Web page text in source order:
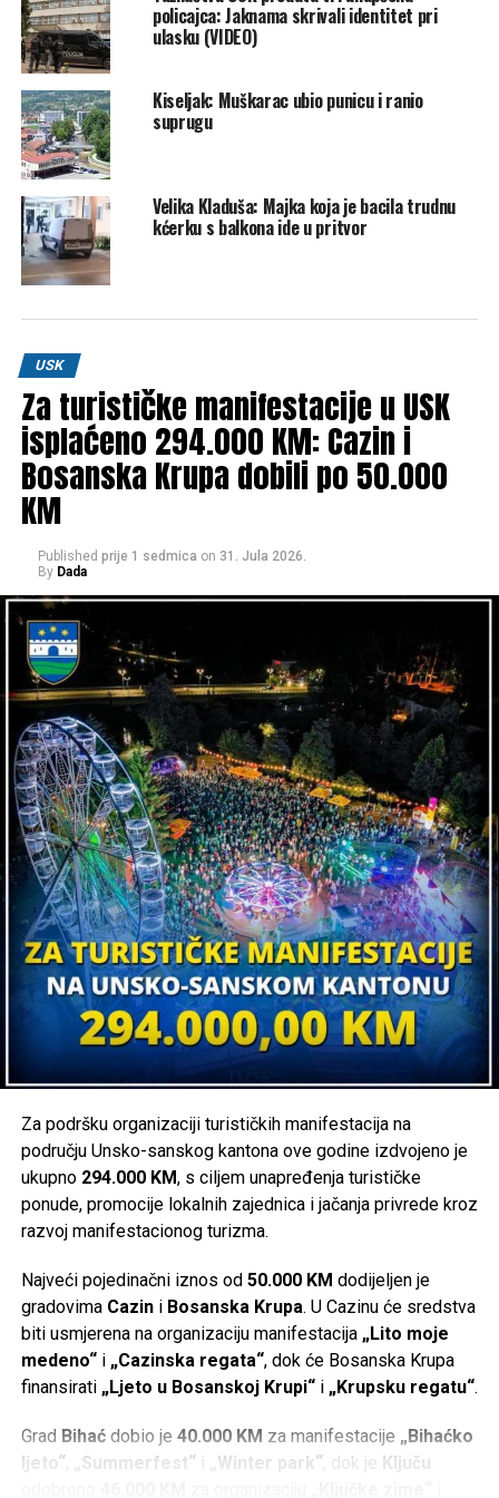
DON'T MISS
VIDEO Digitalni nadzor poticaja: USK uvodi geolocirane
kontrole u poljoprivredi
policajca: Jaknama skrivali identitet pri
ulasku (VIDEO)
Kiseljak: Muškarac ubio punicu i ranio
suprugu
Velika Kladuša: Majka koja je bacila trudnu
kćerku s balkona ide u pritvor
USK
Za turističke manifestacije u USK
isplaćeno 294.000 KM: Cazin i
Bosanska Krupa dobili po 50.000
KM
Published prije 1 sedmica on 31. Jula 2026.
By Dada
Za podršku organizaciji turističkih manifestacija na
području Unsko-sanskog kantona ove godine izdvojeno je
ukupno 294.000 KM, s ciljem unapređenja turističke
ponude, promocije lokalnih zajednica i jačanja privrede kroz
razvoj manifestacionog turizma.
Najveći pojedinačni iznos od 50.000 KM dodijeljen je
gradovima Cazini Bosanska Krupa. U Cazinu će sredstva
biti usmjerena na organizaciju manifestacija „Lito moje
medeno“i „Cazinska regata“, dok će Bosanska Krupa
finansirati „Ljeto u Bosanskoj Krupi“i „Krupsku regatu“.
Grad Bihaćdobio je 40.000 KM za manifestacije „Bihaćko
ljeto“, „Summerfest“i „Winter park“, dok je Ključu